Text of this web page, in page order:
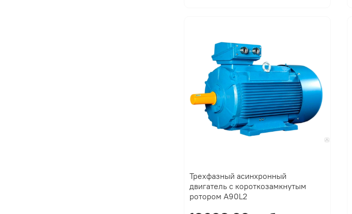
Трехфазный асинхронный
двигатель с короткозамкнутым
ротором A90L2